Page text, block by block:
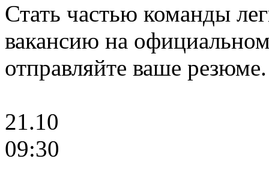
Стать частью команды
вакансию на
отправляйте ваше резюме.
21.10
09:30